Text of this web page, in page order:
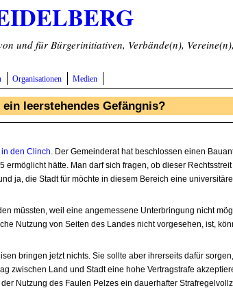
und für Bürgerinitiativen, Verbände(n),
Organisationen Medien
leerstehendes Gefängnis?
in den Clinch. Der Gemeinderat hat beschlossen einen
hätte. Man darf sich fragen, ob dieser
ja, die Stadt für möchte in diesem Bereich eine
müssten, weil eine angemessene Unterbringung nicht
Nutzung von Seiten des Landes nicht vorgesehen, ist,
bringen jetzt nichts. Sie sollte aber ihrerseits dafür
zwischen Land und Stadt eine hohe Vertragstrafe
Nutzung des Faulen Pelzes ein dauerhafter